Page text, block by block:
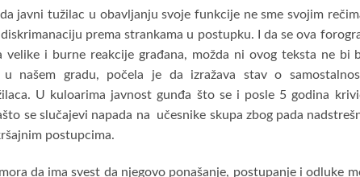
javni tužilac u obavljanju svoje funkcije ne sme svojim
prema strankama u postupku. I da se ova
i burne reakcije građana, možda ni ovog teksta ne bi
našem gradu, počela je da izražava stav o
U kuloarima javnost gunđa što se i posle 5 godina
se slučajevi napada na učesnike skupa zbog pada
postupcima.
da ima svest da njegovo ponašanje, postupanje i odluke